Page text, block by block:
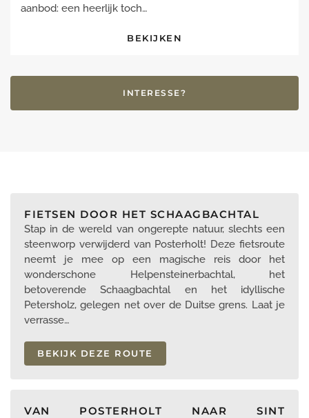
aanbod: een heerlijk toch…
BEKIJKEN
INTERESSE?
FIETSEN DOOR HET SCHAAGBACHTAL
Stap in de wereld van ongerepte natuur, slechts een
steenworp verwijderd van Posterholt! Deze fietsroute
neemt je mee op een magische reis door het
wonderschone Helpensteinerbachtal, het
betoverende Schaagbachtal en het idyllische
Petersholz, gelegen net over de Duitse grens. Laat je
verrasse…
BEKIJK DEZE ROUTE
VAN POSTERHOLT NAAR SINT